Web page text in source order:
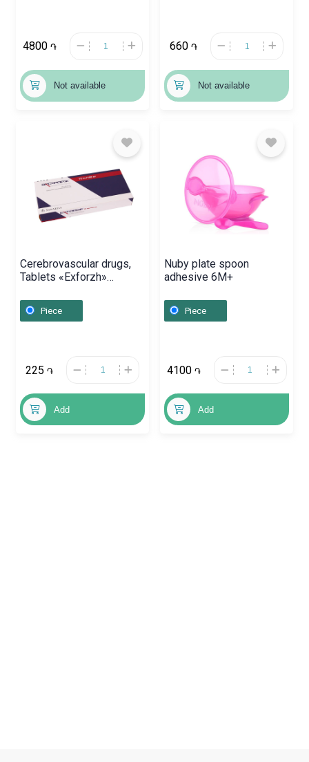
4800 ֏
Not available
660 ֏
Not available
Cerebrovascular drugs,
Tablets «Exforzh»
Շվեյցարիա
Piece
225 ֏
Add
Nuby plate spoon
adhesive 6M+
Piece
4100 ֏
Add